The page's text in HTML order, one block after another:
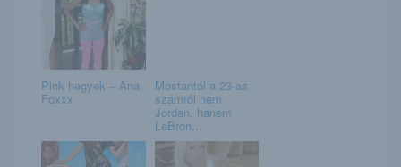
Pink hegyek – Ana
Foxxx
Mostantól a 23-as
számról nem
Jordan, hanem
LeBron...